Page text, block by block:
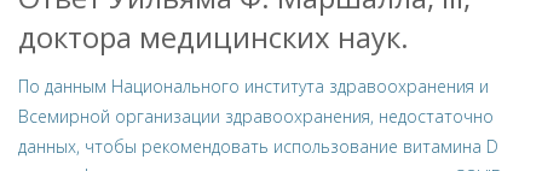
доктора медицинских наук.
По данным Национального института здравоохранения и
Всемирной организации здравоохранения, недостаточно
данных, чтобы рекомендовать использование витамина D